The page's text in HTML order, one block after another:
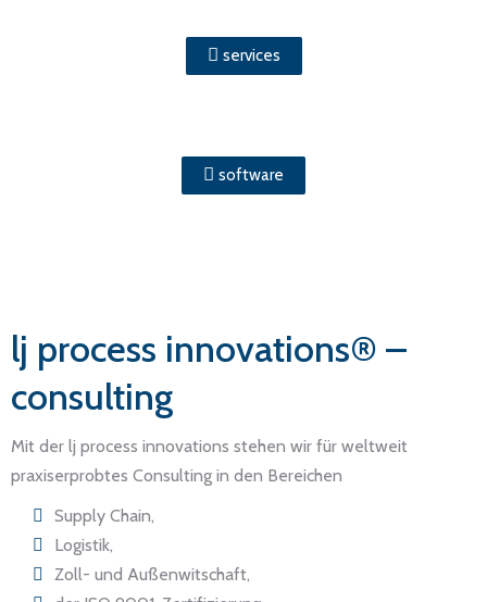
services
software
lj process innovations® –
consulting
Mit der lj process innovations stehen wir für weltweit
praxiserprobtes Consulting in den Bereichen
Supply Chain,
Logistik,
Zoll- und Außenwitschaft,